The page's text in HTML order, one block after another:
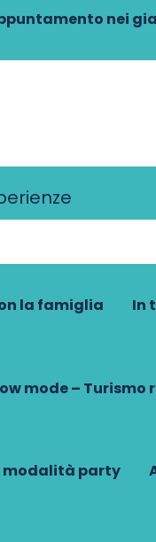
nei
la famiglia In
mode – Turismo
modalità party
▒▒